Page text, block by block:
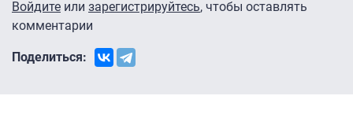
Войдите или зарегистрируйтесь, чтобы оставлять
комментарии
Поделиться: